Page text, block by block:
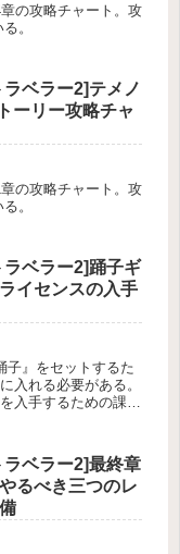
の攻略チャート。攻
。
ベラー2]テメノ
ーリー攻略チャ
の攻略チャート。攻
。
ラベラー2]踊子ギ
イセンスの入手
子』をセットするた
入れる必要がある。
入手するための課題
ラベラー2]最終章
るべき三つのレ